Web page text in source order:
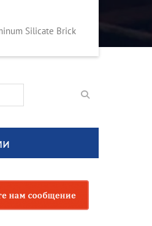
Silicate Brick